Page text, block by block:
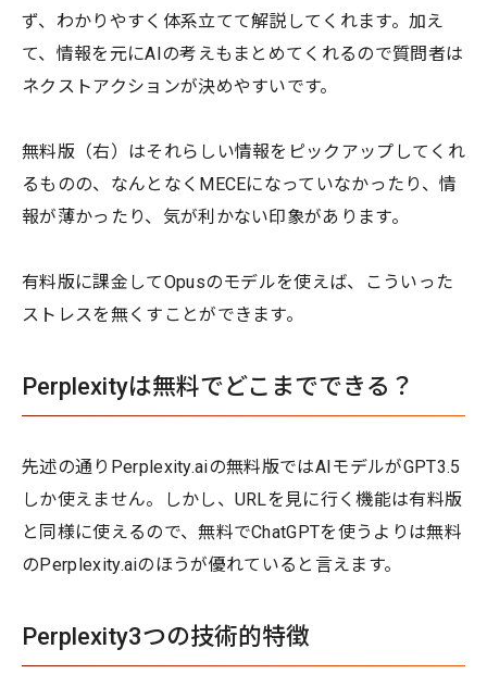
ず、わかりやすく体系立てて解説してくれます。加え
て、情報を元にAIの考えもまとめてくれるので質問者は
ネクストアクションが決めやすいです。
無料版（右）はそれらしい情報をピックアップしてくれ
るものの、なんとなくMECEになっていなかったり、情
報が薄かったり、気が利かない印象があります。
有料版に課金してOpusのモデルを使えば、こういった
ストレスを無くすことができます。
Perplexityは無料でどこまでできる？
先述の通りPerplexity.aiの無料版ではAIモデルがGPT3.5
しか使えません。しかし、URLを見に行く機能は有料版
と同様に使えるので、無料でChatGPTを使うよりは無料
のPerplexity.aiのほうが優れていると言えます。
Perplexity3つの技術的特徴